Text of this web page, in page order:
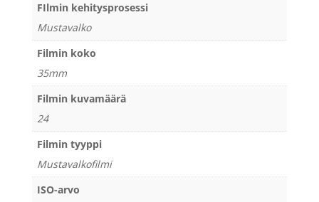
FIlmin kehitysprosessi
Mustavalko
Filmin koko
35mm
Filmin kuvamäärä
24
Filmin tyyppi
Mustavalkofilmi
ISO-arvo